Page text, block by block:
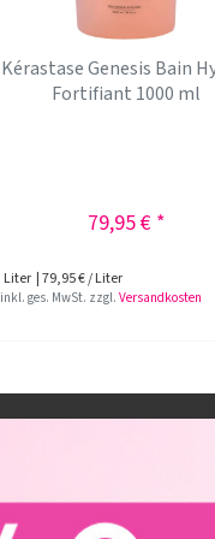
Kérastase Genesis Bain
Fortifiant 1000 ml
79,95 € *
Liter | 79,95 € / Liter
inkl. ges. MwSt. zzgl.Versandkosten